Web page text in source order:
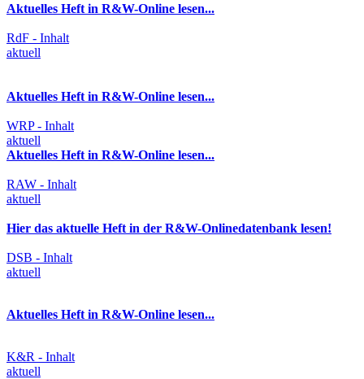
Aktuelles Heft in R&W-Online lesen...
RdF - Inhalt
aktuell
Aktuelles Heft in R&W-Online lesen...
WRP - Inhalt
aktuell
Aktuelles Heft in R&W-Online lesen...
RAW - Inhalt
aktuell
Hier das aktuelle Heft in der R&W-Onlinedatenbank lesen!
DSB - Inhalt
aktuell
Aktuelles Heft in R&W-Online lesen...
K&R - Inhalt
aktuell